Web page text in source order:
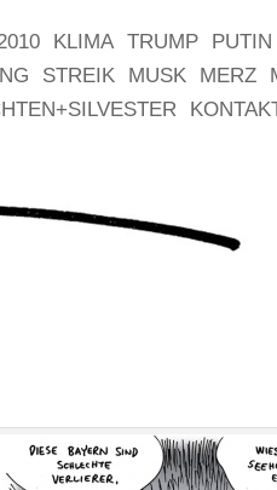
KLIMA TRUMP PUTIN
STREIK MUSK MERZ